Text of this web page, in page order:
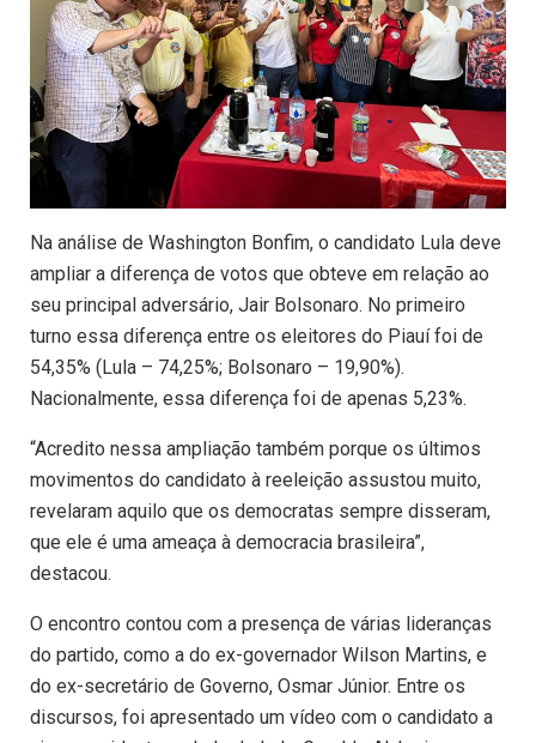
Na análise de Washington Bonfim, o candidato Lula deve
ampliar a diferença de votos que obteve em relação ao
seu principal adversário, Jair Bolsonaro. No primeiro
turno essa diferença entre os eleitores do Piauí foi de
54,35% (Lula – 74,25%; Bolsonaro – 19,90%).
Nacionalmente, essa diferença foi de apenas 5,23%.
“Acredito nessa ampliação também porque os últimos
movimentos do candidato à reeleição assustou muito,
revelaram aquilo que os democratas sempre disseram,
que ele é uma ameaça à democracia brasileira”,
destacou.
O encontro contou com a presença de várias lideranças
do partido, como a do ex-governador Wilson Martins, e
do ex-secretário de Governo, Osmar Júnior. Entre os
discursos, foi apresentado um vídeo com o candidato a